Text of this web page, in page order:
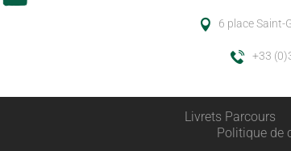
6 place Saint-
+33
Livrets Parcours
Politique de